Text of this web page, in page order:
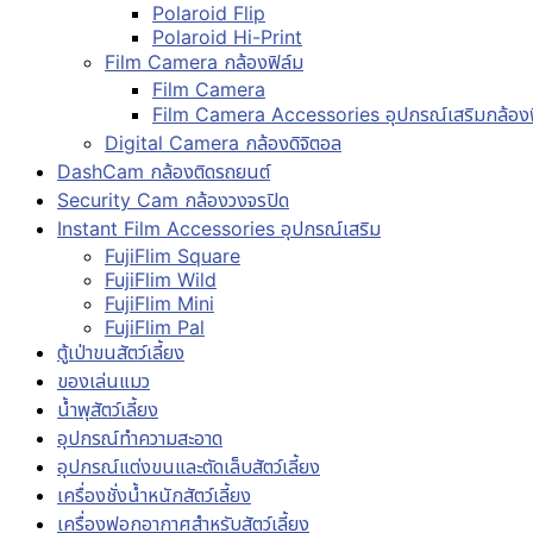
Polaroid Flip
Polaroid Hi-Print
Film Camera กล้องฟิล์ม
Film Camera
Film Camera Accessories อุปกรณ์เสริมกล้อ
Digital Camera กล้องดิจิตอล
DashCam กล้องติดรถยนต์
Security Cam กล้องวงจรปิด
Instant Film Accessories อุปกรณ์เสริม
FujiFlim Square
FujiFlim Wild
FujiFlim Mini
FujiFlim Pal
ตู้เป่าขนสัตว์เลี้ยง
ของเล่นแมว
น้ำพุสัตว์เลี้ยง
อุปกรณ์ทำความสะอาด
อุปกรณ์แต่งขนและตัดเล็บสัตว์เลี้ยง
เครื่องชั่งน้ำหนักสัตว์เลี้ยง
เครื่องฟอกอากาศสำหรับสัตว์เลี้ยง